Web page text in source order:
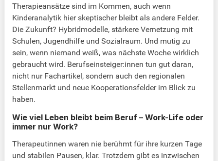
Therapieansätze sind im Kommen, auch wenn
Kinderanalytik hier skeptischer bleibt als andere Felder.
Die Zukunft? Hybridmodelle, stärkere Vernetzung mit
Schulen, Jugendhilfe und Sozialraum. Und mutig zu
sein, wenn niemand weiß, was nächste Woche wirklich
gebraucht wird. Berufseinsteiger:innen tun gut daran,
nicht nur Fachartikel, sondern auch den regionalen
Stellenmarkt und neue Kooperationsfelder im Blick zu
haben.
Wie viel Leben bleibt beim Beruf – Work-Life oder
immer nur Work?
Therapeutinnen waren nie berühmt für ihre kurzen Tage
und stabilen Pausen, klar. Trotzdem gibt es inzwischen